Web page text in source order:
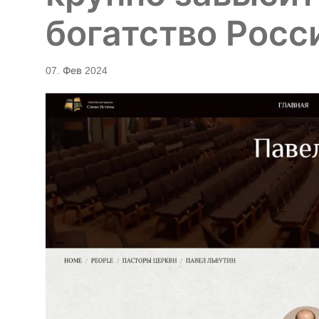
богатство
07. Фев 2024